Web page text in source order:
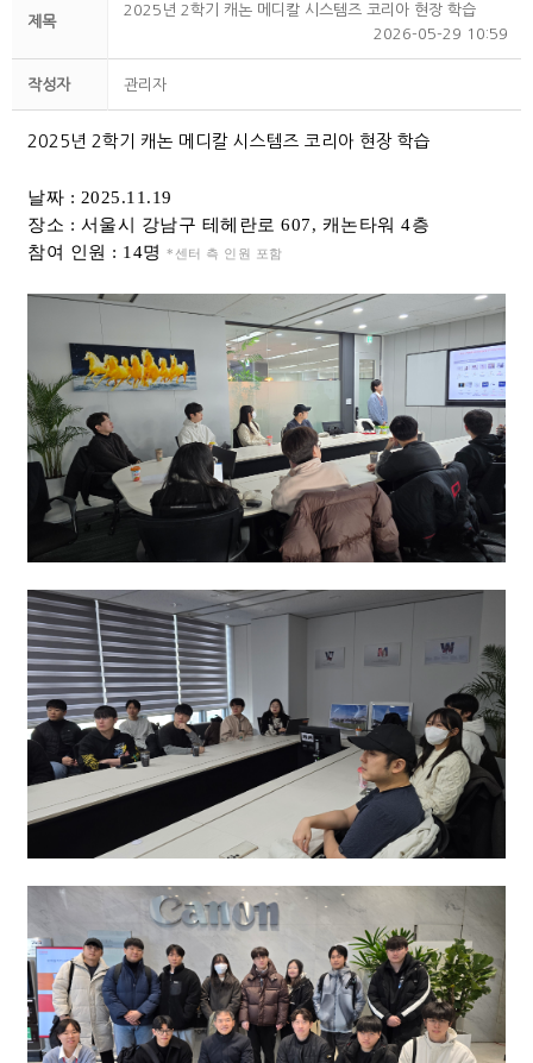
제목
2025년 2학기 캐논 메디칼 시스템즈 코리아 현장 학습
2026-05-29 10:59
작성자 관리자
2025년 2학기 캐논 메디칼 시스템즈 코리아 현장 학습
날짜 : 2025.11.19
장소 : 서울시 강남구 테헤란로 607, 캐논타워 4층
참여 인원 : 14명 *센터 측 인원 포함